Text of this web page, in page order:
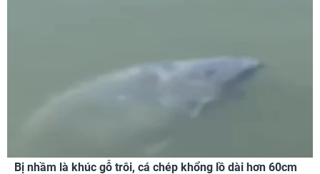
Bị nhầm là khúc gỗ trôi, cá chép khổng lồ dài hơn 60cm